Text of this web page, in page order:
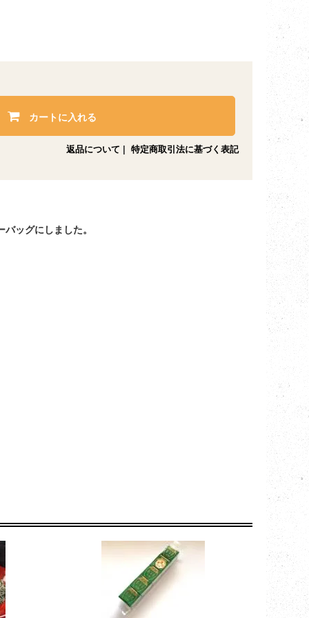
カートに入れる
返品について 特定商取引法に基づく表記
ッグにしました。